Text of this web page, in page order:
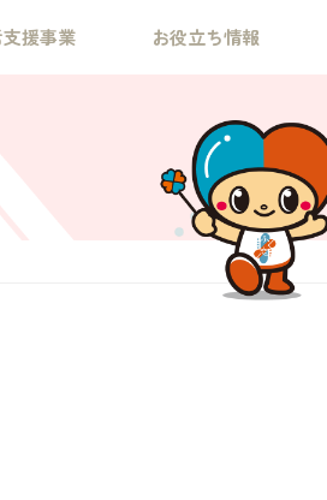
援事業 お役立ち情報